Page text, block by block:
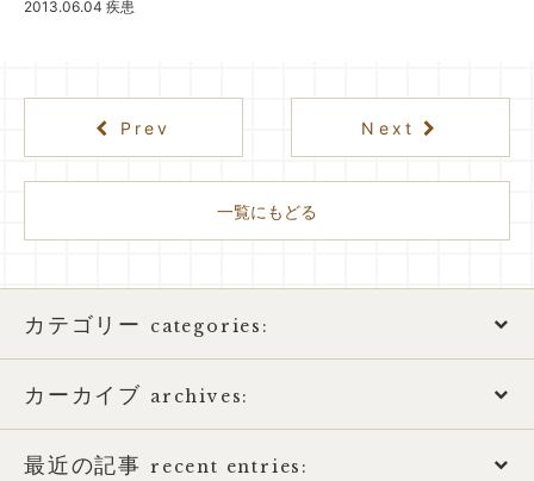
2013.06.04 疾患
カテゴリー categories:
アトピー性皮膚炎
おススメ書籍
カーカイブ archives:
2026年
最近の記事 recent entries:
Prev
一覧にもどる
Next